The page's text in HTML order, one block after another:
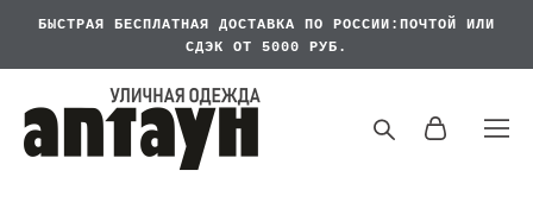
БЫСТРАЯ БЕСПЛАТНАЯ
ДОСТАВКА ПО РОССИИ:ПОЧТОЙ ИЛИ
СДЭК ОТ 5000 РУБ.